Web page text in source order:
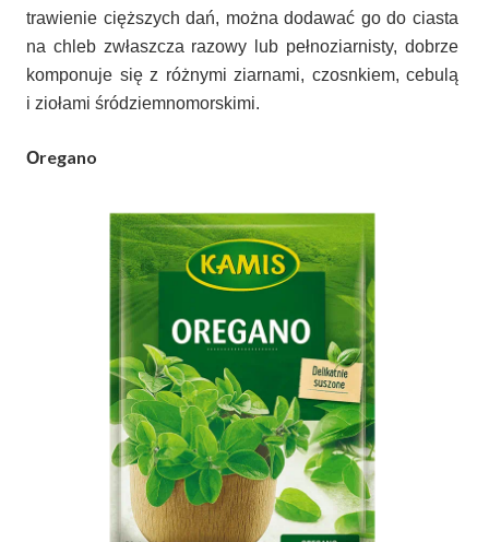
trawienie cięższych dań, można dodawać go do ciasta
na chleb zwłaszcza razowy lub pełnoziarnisty, dobrze
komponuje się z różnymi ziarnami, czosnkiem, cebulą
i ziołami śródziemnomorskimi.
Oregano